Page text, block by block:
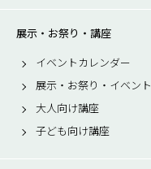
展示・お祭り・講座
イベントカレンダー
展示・お祭り・イベント
大人向け講座
子ども向け講座